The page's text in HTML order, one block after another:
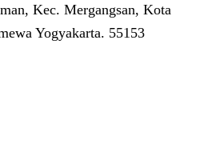
Kec. Mergangsan, Kota
Yogyakarta. 55153